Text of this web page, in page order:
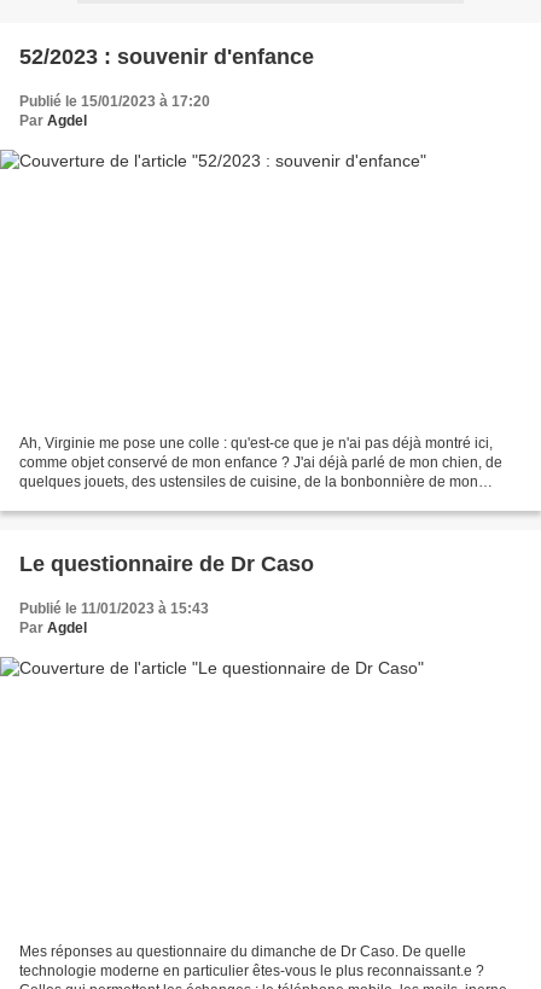
52/2023 : souvenir d'enfance
Publié le 15/01/2023 à 17:20
Par Agdel
Ah, Virginie me pose une colle : qu'est-ce que je n'ai pas déjà montré ici,
comme objet conservé de mon enfance ? J'ai déjà parlé de mon chien, de
quelques jouets, des ustensiles de cuisine, de la bonbonnière de mon
Le questionnaire de Dr Caso
Publié le 11/01/2023 à 15:43
Par Agdel
Mes réponses au questionnaire du dimanche de Dr Caso. De quelle
technologie moderne en particulier êtes-vous le plus reconnaissant.e ?